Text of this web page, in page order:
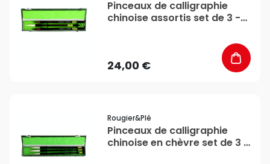
Pinceaux de calligraphie
chinoise assortis set de 3 -
24,00 €
Rougier&plé
Pinceaux de calligraphie
chinoise en chèvre set de 3 -